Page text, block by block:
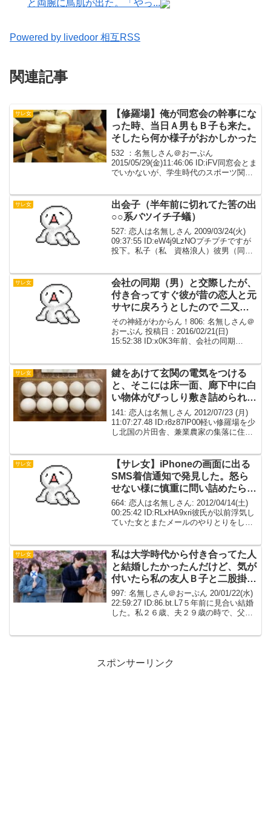
と両腕に鳥肌が出た。「やっ...
Powered by livedoor 相互RSS
関連記事
サレ女
【修羅場】俺が同窓会の幹事にな
った時、当日Ａ男もＢ子も来た。
そしたら何か様子がおかしかった
532 ：名無しさん＠おーぷん
2015/05/29(金)11:46:06 ID:iFV同窓会とま
でいかないが、学生時代のスポーツ関係
だったやつ（うちは4組）に声をかけ...
サレ女
出会子（半年前に切れてた筈の出
○○系バツイチ子蟻）
527: 恋人は名無しさん 2009/03/24(火)
09:37:55 ID:eW4j9LzNOプチプチですが
投下。私子（私 資格浪人）彼男（同居
まくいってなかった...
サレ女
会社の同期（男）と交際したが、
付き合ってすぐ彼が昔の恋人と元
サヤに戻ろうとしたので 二又野
郎は要らんとお別れした
その神経がわからん！806: 名無しさん＠
おーぷん 投稿日：2016/02/21(日)
15:52:38 ID:x0K3年前、会社の同期
二又野郎は要らんとお別れした別れ...
サレ女
鍵をあけて玄関の電気をつける
と、そこには床一面、廊下中に白
い物体がびっしり敷き詰められて
いた
141: 恋人は名無しさん 2012/07/23 (月)
11:07:27.48 ID:r8z87lP00軽い修羅場を少
し北国の片田舎、兼業農家の集落に住ん
回生）の彼氏...
サレ女
【サレ女】iPhoneの画面に出る
SMS着信通知で発見した。怒ら
せない様に慎重に問い詰めたらぼ
っこぼこwww 顔の形変わっと
るwwww【不明】
664: 恋人は名無しさん: 2012/04/14(土)
00:25:42 ID:RLxHA9xri彼氏が以前浮気し
ていた女とまたメールのやりとりをして
詰めたら...
サレ女
私は大学時代から付き合ってた人
と結婚したかったんだけど、気が
付いたら私の友人Ｂ子と二股掛け
られてた
997: 名無しさん＠おーぷん 20/01/22(水)
22:59:27 ID:86.bt.L7５年前に見合い結婚
した。私２６歳、夫２９歳の時で、父の
スポンサーリンク